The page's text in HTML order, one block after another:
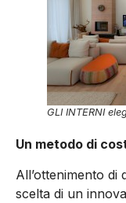
GLI INTERNI
Un metodo di
All’ottenimento
scelta di un